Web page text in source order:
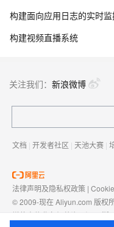
构建面向应用日志的实时
构建视频直播系统
关注我们： 新浪微博
文档 | 开发者社区 | 天池大赛 |
法律声明及隐私权政策 |
© 2009-现在 Aliyun.com 版权
增值电信业务经营许可证： 浙